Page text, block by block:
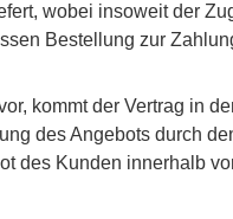
wobei insoweit der
Bestellung zur
kommt der Vertrag in
des Angebots durch
des Kunden innerhalb